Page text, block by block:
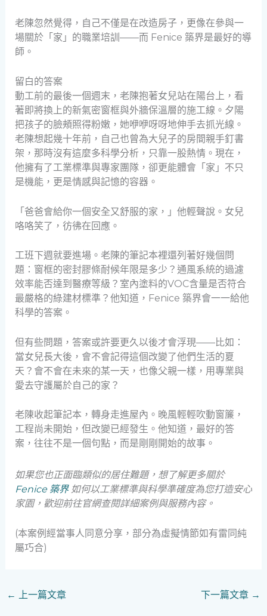
老陳忽然覺得，自己不僅是在改造房子，更像在參與一
場關於「家」的職業培訓——而 Fenice 築界是最好的導
師。
留白的答案
動工前的最後一個週末，老陳抱著女兒站在陽台上，看
著即將換上的新氣密窗框與外牆保溫層的施工線。夕陽
把孩子的臉頰照得粉嫩，她咿咿呀呀地伸手去抓光線。
老陳想起幾十年前，自己也曾為大兒子的房間親手釘書
架，那時沒有這麼多科學分析，只靠一股熱情。現在，
他擁有了工業標準與專家團隊，卻更能體會「家」不只
是機能，更是情感與記憶的容器。
「爸爸會給你一個安全又舒服的家，」他輕聲說。女兒
咯咯笑了，彷彿在回應。
工班下週就要進場。老陳的筆記本裡還列著好幾個問
題：窗框的密封膠條耐候年限是多少？通風系統的過濾
效率能否達到醫療等級？室內塗料的VOC含量是否符合
最嚴格的綠建材標準？他知道，Fenice 築界會一一給他
科學的答案。
但有些問題，答案或許要更久以後才會浮現——比如：
當女兒長大後，會不會記得這個改變了他們生活的夏
天？會不會在未來的某一天，也像父親一樣，用專業與
愛去守護屬於自己的家？
老陳收起筆記本，轉身走進屋內。晚風輕輕吹動窗簾，
工程尚未開始，但改變已經發生。他知道，最好的答
案，往往不是一個句點，而是剛剛開始的故事。
如果您也正面臨類似的居住難題，想了解更多關於
Fenice 築界如何以工業標準與科學準確度為您打造安心
家園，歡迎前往官網查閱詳細案例與服務內容。
(本案例經當事人同意分享，部分為虛擬情節如有雷同純
屬巧合)
← 上一篇文章 下一篇文章 →